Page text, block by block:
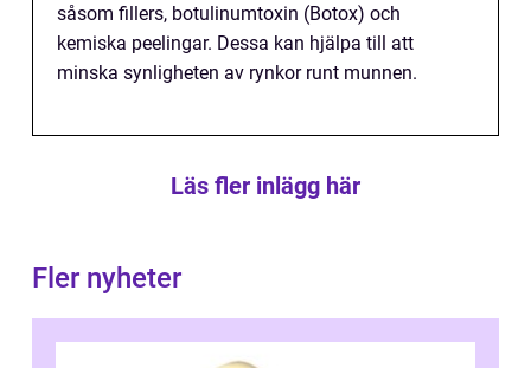
såsom fillers, botulinumtoxin (Botox) och
kemiska peelingar. Dessa kan hjälpa till att
minska synligheten av rynkor runt munnen.
Läs fler inlägg här
Fler nyheter